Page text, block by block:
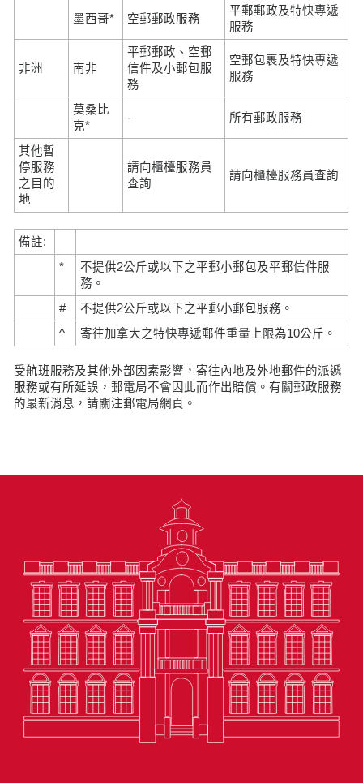
墨西哥* 空郵郵政服務
平郵郵政及特快專遞
服務
非洲 南非
平郵郵政、空郵
信件及小郵包服
務
空郵包裹及特快專遞
服務
莫桑比
克*
- 所有郵政服務
其他暫
停服務
之目的
地
請向櫃檯服務員
查詢
請向櫃檯服務員查詢
備註:
*
不提供2公斤或以下之平郵小郵包及平郵信件服
務。
#
不提供2公斤或以下之平郵小郵包服務。
^
寄往加拿大之特快專遞郵件重量上限為10公斤。
受航班服務及其他外部因素影響，寄往內地及外地郵件的派遞
服務或有所延誤，郵電局不會因此而作出賠償。有關郵政服務
的最新消息，請關注郵電局網頁。